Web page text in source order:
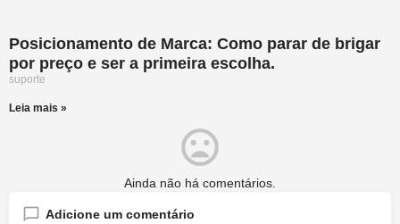
Posicionamento de Marca: Como parar de brigar
por preço e ser a primeira escolha.
suporte
Leia mais »
Ainda não há comentários.
Adicione um comentário